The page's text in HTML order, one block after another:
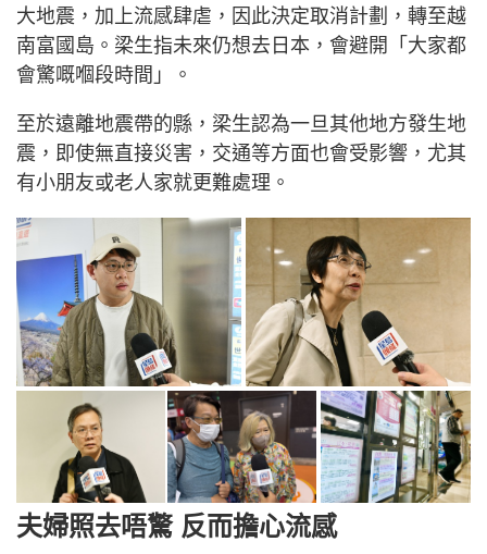
大地震，加上流感肆虐，因此決定取消計劃，轉至越
南富國島。梁生指未來仍想去日本，會避開「大家都
會驚嘅嗰段時間」。
至於遠離地震帶的縣，梁生認為一旦其他地方發生地
震，即使無直接災害，交通等方面也會受影響，尤其
有小朋友或老人家就更難處理。
夫婦照去唔驚 反而擔心流感